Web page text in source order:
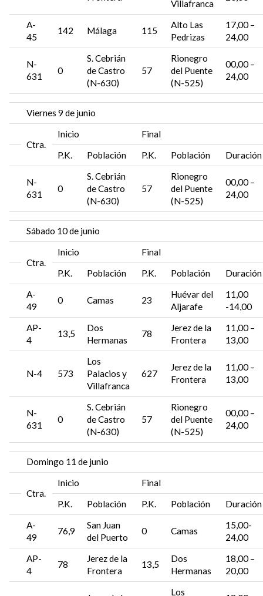
Villafranca
A-
45
142 Málaga 115
Alto Las
Pedrizas
17,00 –
24,00
N-
631
0
S. Cebrián
de Castro
(N-630)
57
Rionegro
del Puente
(N-525)
00,00 –
24,00
Viernes 9 de junio
Ctra.
Inicio
Final
P.K.
Población P.K. Población Duración
N-
631
0
S. Cebrián
de Castro
(N-630)
57
Rionegro
del Puente
(N-525)
00,00 –
24,00
Sábado 10 de junio
Ctra.
Inicio
Final
P.K.
Población P.K. Población
Duración
A-
49
0 Camas 23
Huévar del
Aljarafe
11,00
-14,00
AP-
4
13,5
Dos
Hermanas
78
Jerez de la
Frontera
11,00 –
13,00
N-4 573
Los
Palacios y
Villafranca
627
Jerez de la
Frontera
11,00 –
13,00
N-
631
0
S. Cebrián
de Castro
(N-630)
57
Rionegro
del Puente
(N-525)
00,00 –
24,00
Domingo 11 de junio
Ctra.
Inicio
Final
P.K.
Población P.K. Población
Duración
A-
49
76,9
San Juan
del Puerto
0 Camas
15,00-
24,00
AP-
4
78
Jerez de la
Frontera
13,5
Dos
Hermanas
18,00 –
20,00
Los